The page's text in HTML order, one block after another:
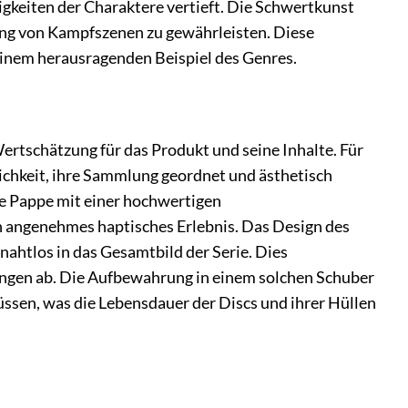
der Charaktere vertieft. Die Schwertkunst
von Kampfszenen zu gewährleisten. Diese
herausragenden Beispiel des Genres.
für das Produkt und seine Inhalte. Für
ihre Sammlung geordnet und ästhetisch
Pappe mit einer hochwertigen
haptisches Erlebnis. Das Design des
in das Gesamtbild der Serie. Dies
ab. Die Aufbewahrung in einem solchen Schuber
was die Lebensdauer der Discs und ihrer Hüllen